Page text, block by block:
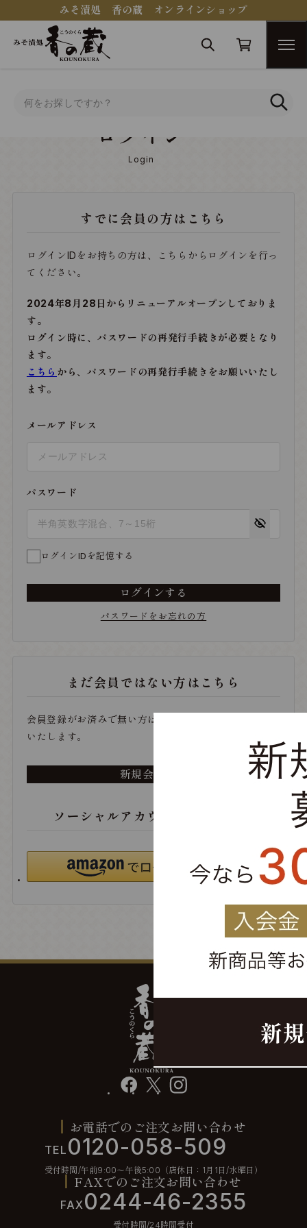
みそ漬処 香の蔵 オンラインショップ
ログイン
Login
すでに会員の方はこちら
ログインIDをお持ちの方は、こちらからログインを行っ
てください。
2024年8月28日からリニューアルオープンしておりま
す。
ログイン時に、パスワードの再発行手続きが必要となり
ます。
こちら から、パスワードの再発行手続きをお願いいたし
ます。
メールアドレス
パスワード
ログインIDを記憶する
ログインする
パスワードをお忘れの方
まだ会員ではない方はこちら
会員登録がお済みで無い方は、こちらから登録をお願い
いたします。
新規会員登録
ソーシャルアカウントでログイン
facebook instagram
お電話でのご注文お問い合わせ
TEL 0120-058-509
受付時間/午前9:00〜午後5:00（店休日：1月1日/水曜日）
FAXでのご注文お問い合わせ
FAX0244-46-2355
受付時間/24時間受付